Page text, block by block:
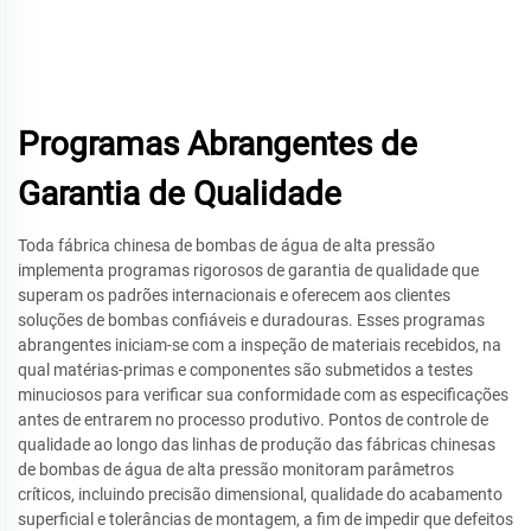
Programas Abrangentes de
Garantia de Qualidade
Toda fábrica chinesa de bombas de água de alta pressão
implementa programas rigorosos de garantia de qualidade que
superam os padrões internacionais e oferecem aos clientes
soluções de bombas confiáveis e duradouras. Esses programas
abrangentes iniciam-se com a inspeção de materiais recebidos, na
qual matérias-primas e componentes são submetidos a testes
minuciosos para verificar sua conformidade com as especificações
antes de entrarem no processo produtivo. Pontos de controle de
qualidade ao longo das linhas de produção das fábricas chinesas
de bombas de água de alta pressão monitoram parâmetros
críticos, incluindo precisão dimensional, qualidade do acabamento
superficial e tolerâncias de montagem, a fim de impedir que defeitos